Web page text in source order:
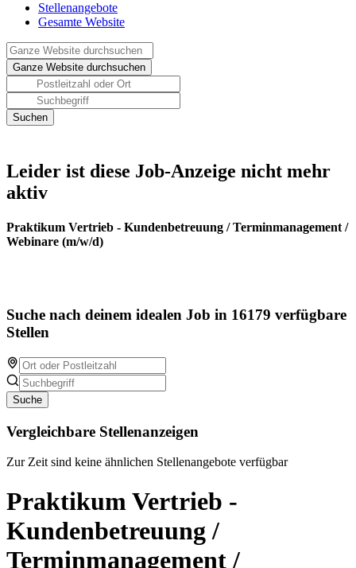
Stellenangebote
Gesamte Website
Leider ist diese Job-Anzeige nicht mehr
aktiv
Praktikum Vertrieb - Kundenbetreuung / Terminmanagement /
Webinare (m/w/d)
Suche nach deinem idealen Job in 16179 verfügbare
Stellen
Suche
Vergleichbare Stellenanzeigen
Zur Zeit sind keine ähnlichen Stellenangebote verfügbar
Praktikum Vertrieb -
Kundenbetreuung /
Terminmanagement /